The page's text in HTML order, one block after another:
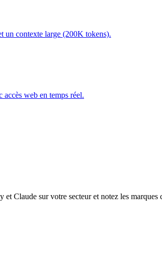
un contexte large (200K tokens).
web en temps réel.
Claude sur votre secteur et notez les